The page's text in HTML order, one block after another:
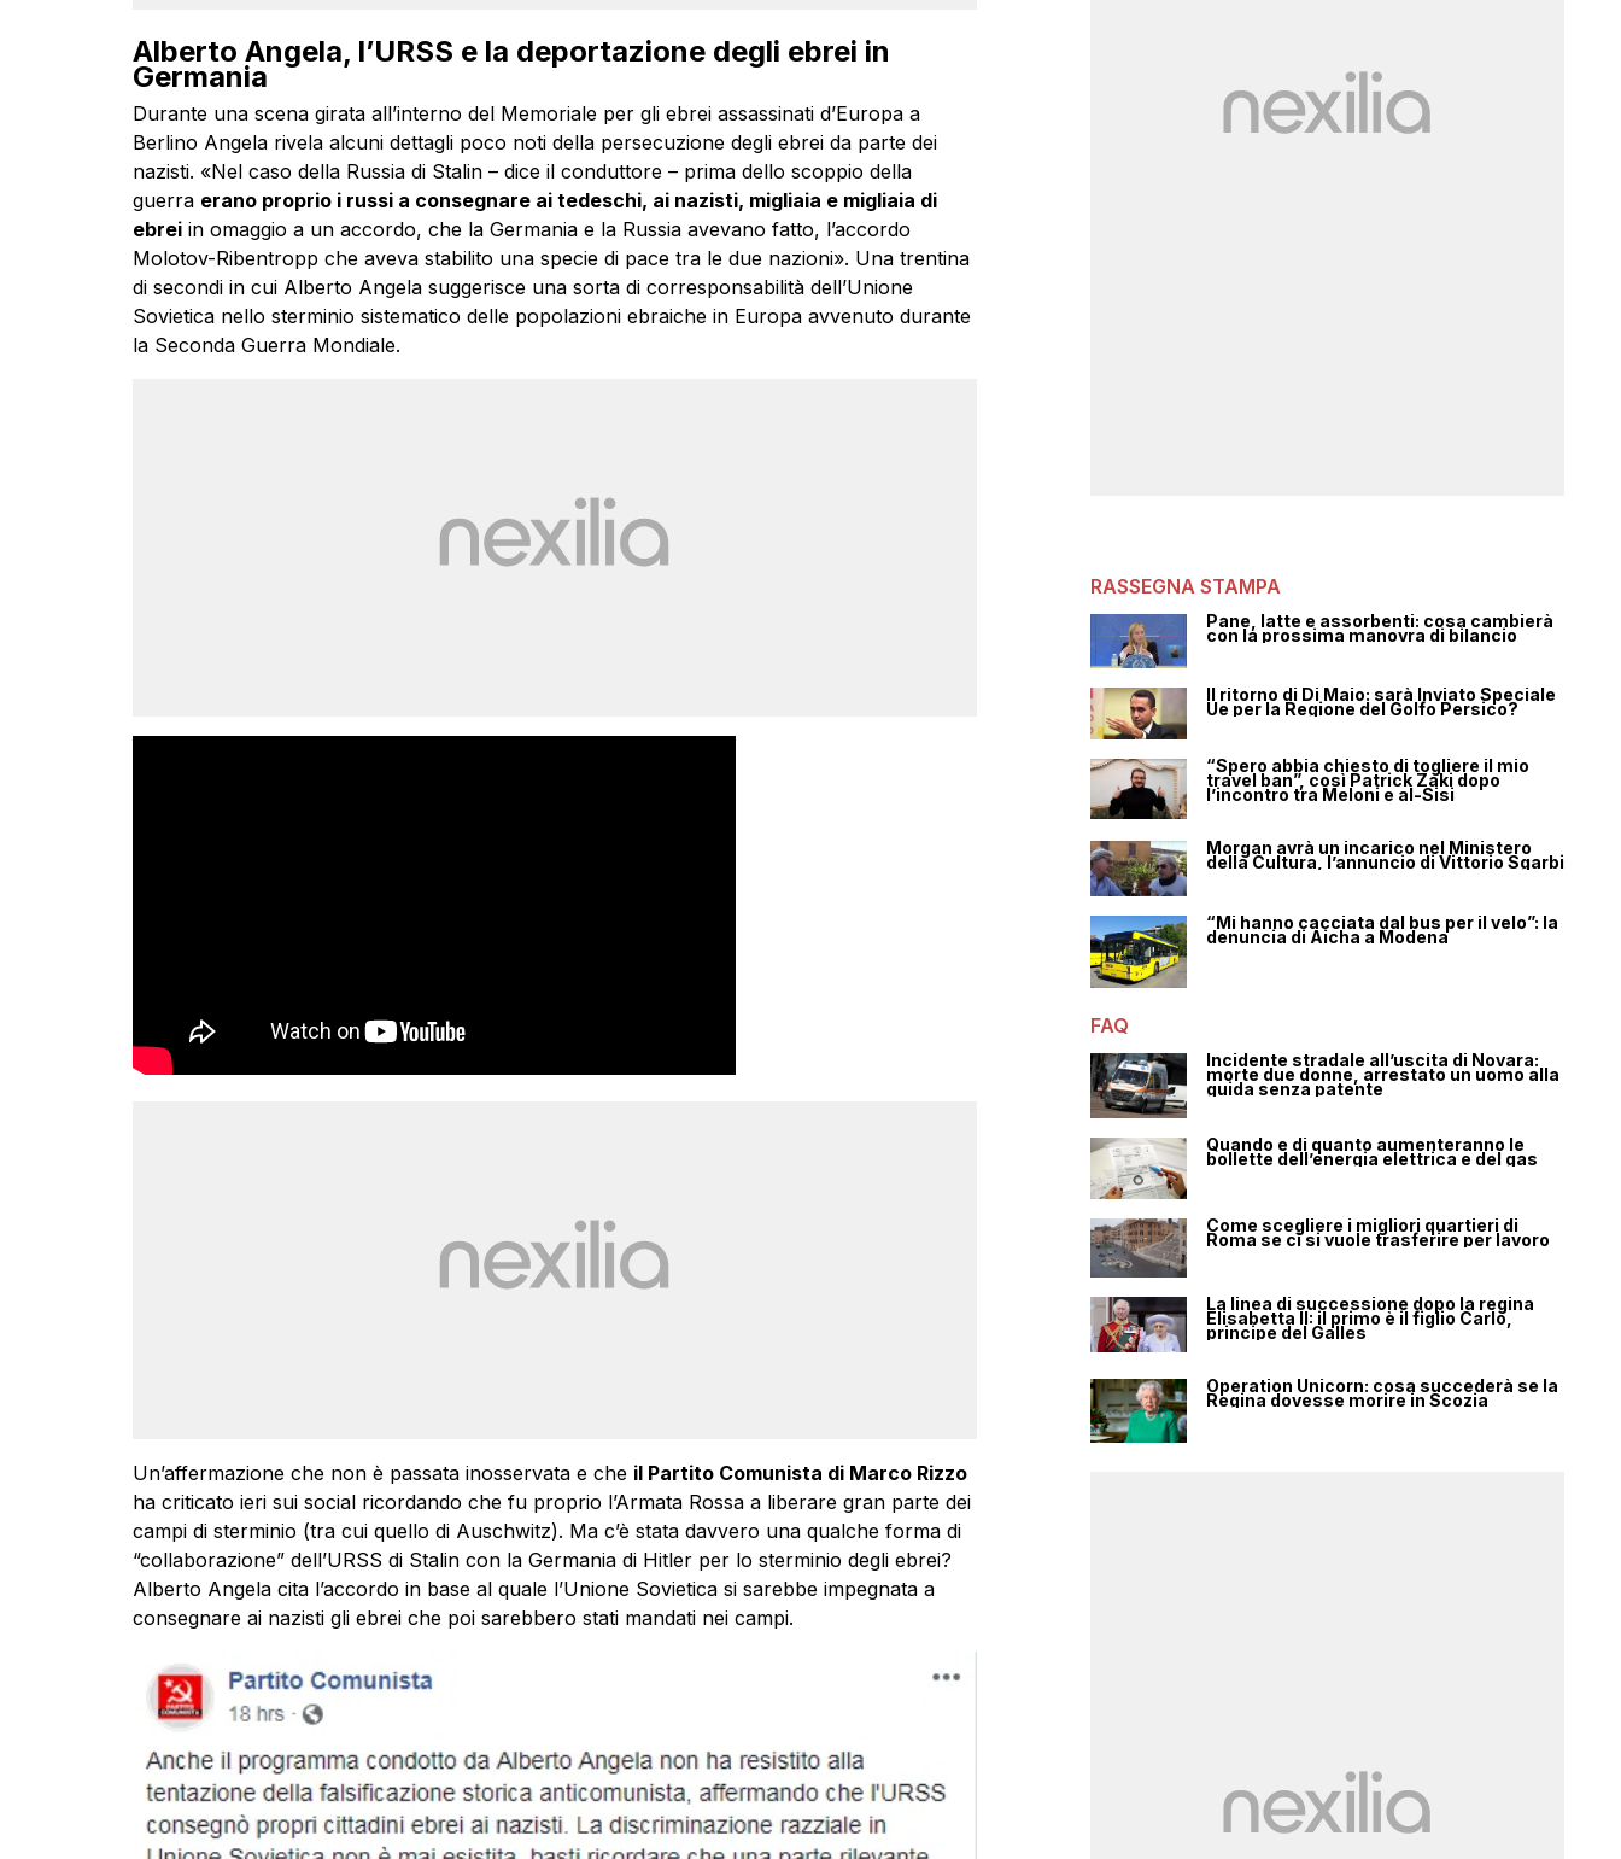
Alberto Angela, l’URSS e la deportazione degli ebrei in
Germania
Durante una scena girata all’interno del Memoriale per gli ebrei assassinati d’Europa a
Berlino Angela rivela alcuni dettagli poco noti della persecuzione degli ebrei da parte dei
nazisti. «Nel caso della Russia di Stalin – dice il conduttore – prima dello scoppio della
guerra erano proprio i russi a consegnare ai tedeschi, ai nazisti, migliaia e migliaia di
ebreiin omaggio a un accordo, che la Germania e la Russia avevano fatto, l’accordo
Molotov-Ribentropp che aveva stabilito una specie di pace tra le due nazioni». Una trentina
di secondi in cui Alberto Angela suggerisce una sorta di corresponsabilità dell’Unione
Sovietica nello sterminio sistematico delle popolazioni ebraiche in Europa avvenuto durante
la Seconda Guerra Mondiale.
Un’affermazione che non è passata inosservata e che il Partito Comunista di Marco Rizzo
ha criticato ieri sui social ricordando che fu proprio l’Armata Rossa a liberare gran parte dei
campi di sterminio (tra cui quello di Auschwitz). Ma c’è stata davvero una qualche forma di
“collaborazione” dell’URSS di Stalin con la Germania di Hitler per lo sterminio degli ebrei?
Alberto Angela cita l’accordo in base al quale l’Unione Sovietica si sarebbe impegnata a
consegnare ai nazisti gli ebrei che poi sarebbero stati mandati nei campi.
RASSEGNA STAMPA
Pane, latte e assorbenti: cosa cambierà
con la prossima manovra di bilancio
Il ritorno di Di Maio: sarà Inviato Speciale
Ue per la Regione del Golfo Persico?
“Spero abbia chiesto di togliere il mio
travel ban”, così Patrick Zaki dopo
l’incontro tra Meloni e al-Sisi
Morgan avrà un incarico nel Ministero
della Cultura, l’annuncio di Vittorio Sgarbi
“Mi hanno cacciata dal bus per il velo”: la
denuncia di Aicha a Modena
FAQ
Incidente stradale all’uscita di Novara:
morte due donne, arrestato un uomo alla
guida senza patente
Quando e di quanto aumenteranno le
bollette dell’energia elettrica e del gas
Come scegliere i migliori quartieri di
Roma se ci si vuole trasferire per lavoro
La linea di successione dopo la regina
Elisabetta II: il primo è il figlio Carlo,
principe del Galles
Operation Unicorn: cosa succederà se la
Regina dovesse morire in Scozia